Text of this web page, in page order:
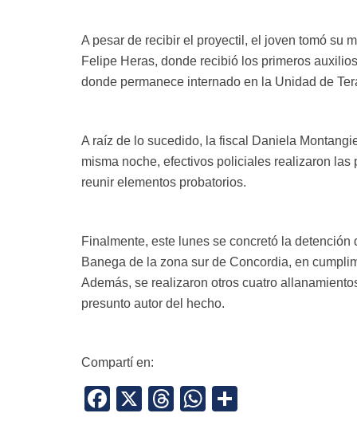
A pesar de recibir el proyectil, el joven tomó su
Felipe Heras, donde recibió los primeros
donde permanece internado en la Unidad de
A raíz de lo sucedido, la fiscal Daniela
misma noche, efectivos policiales realizaron
reunir elementos probatorios.
Finalmente, este lunes se concretó la
Banega de la zona sur de Concordia, en
Además, se realizaron otros cuatro
presunto autor del hecho.
Compartí en:
Facebook
X ThreadsWhatsApp